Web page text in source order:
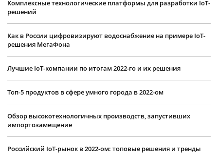
Комплексные технологические платформы для разработки IoT-
решений
Как в России цифровизируют водоснабжение на примере IoT-
решения МегаФона
Лучшие IoT-компании по итогам 2022-го и их решения
Топ-5 продуктов в сфере умного города в 2022-ом
Обзор высокотехнологичных производств, запустивших
импортозамещение
Российский IoT-рынок в 2022-ом: топовые решения и тренды